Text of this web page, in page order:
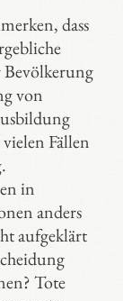
dass
von
Fällen
in
anders
aufgeklärt
Tote